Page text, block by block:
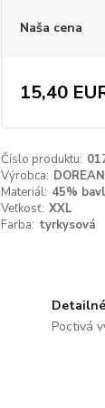
Naša cena
15,40
Číslo produktu:
Výrobca:
Materiál: 45%
Veľkosť: XXL
Farba: tyrkysová
Poctivá